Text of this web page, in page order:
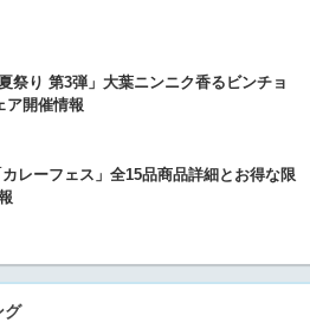
祭り 第3弾」大葉ニンニク香るビンチョ
ア開催情報
レーフェス」全15品商品詳細とお得な限
グ